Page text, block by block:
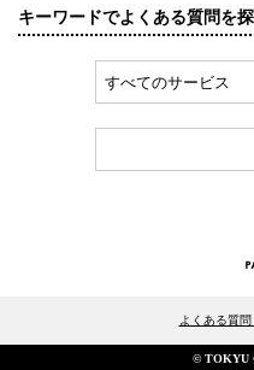
キーワードでよくある質問を
すべてのサービス
よくある質
© TOKYU